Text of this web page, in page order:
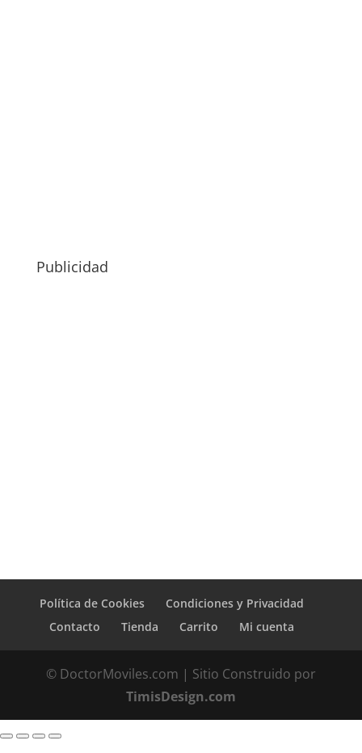
Publicidad
Política de Cookies
Condiciones y Privacidad
Contacto
Tienda Carrito Mi cuenta
© DoctorMoviles.com | Sitio Construido por
TimisDesign.com